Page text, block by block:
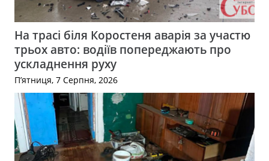
На трасі біля Коростеня аварія за участю
трьох авто: водіїв попереджають про
ускладнення руху
П’ятниця, 7 Серпня, 2026